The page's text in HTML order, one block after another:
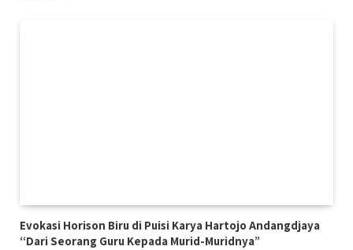
Evokasi Horison Biru di Puisi Karya Hartojo Andangdjaya
“Dari Seorang Guru Kepada Murid-Muridnya”